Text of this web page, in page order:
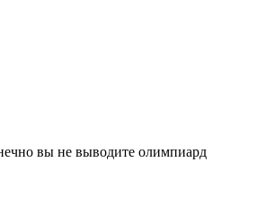
вы не выводите олимпиард